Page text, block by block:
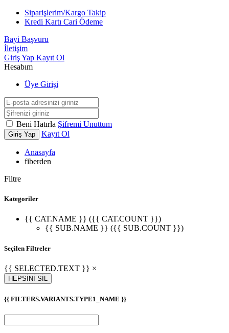
Siparişlerim/Kargo Takip
Kredi Kartı Cari Ödeme
Bayi Başvuru
İletişim
Giriş Yap Kayıt Ol
Hesabım
Üye Girişi
Beni Hatırla Şifremi Unuttum
Giriş Yap Kayıt Ol
Anasayfa
fiberden
Filtre
Kategoriler
{{ CAT.NAME }} ({{ CAT.COUNT }})
{{ SUB.NAME }} ({{ SUB.COUNT }})
Seçilen Filtreler
{{ SELECTED.TEXT }} ×
HEPSİNİ SİL
{{ FILTERS.VARIANTS.TYPE1_NAME }}